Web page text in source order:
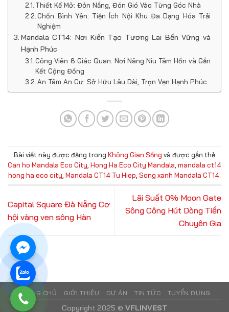
Thiết Kế Mở: Đón Nắng, Đón Gió Vào Từng Góc Nhà
Chốn Bình Yên: Tiện Ích Nội Khu Đa Dạng Hóa Trải
Nghiệm
Mandala CT14: Nơi Kiến Tạo Tương Lai Bền Vững và
Hạnh Phúc
Công Viên 6 Giác Quan: Nơi Nâng Niu Tâm Hồn và Gắn
Kết Cộng Đồng
An Tâm An Cư: Sở Hữu Lâu Dài, Trọn Vẹn Hạnh Phúc
Bài viết này được đăng trong Không Gian Sống và được gắn thẻ
Can ho Mandala Eco City, Hong Ha Eco City Mandala, mandala ct14
hong ha eco city, Mandala CT14 Tu Hiep, Song xanh Mandala CT14.
Capital Square Đà Nẵng Cơ
hội vàng ven sông Hàn
Lãi Suất 0% Moon Gate
Sông Công Hút Dòng Tiền
Chuyên Gia
TRANG CHỦ GIỚI THIỆU DỰ ÁN TIN TỨC TUYỂN DỤNG
Copyright 2025 © VFLINVEST